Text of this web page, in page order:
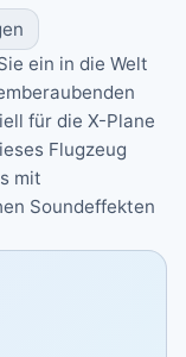
ein in die Welt
für die X-Plane
Flugzeug
mit
Soundeffekten